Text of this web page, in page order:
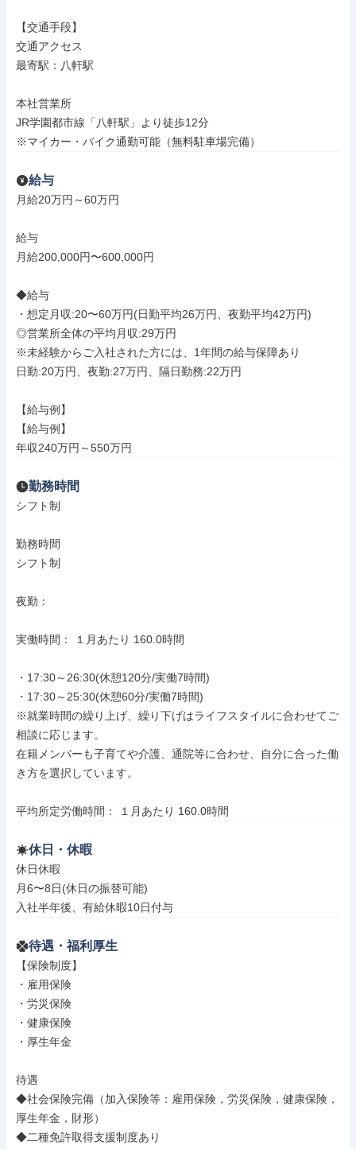
【交通手段】
交通アクセス
最寄駅：八軒駅
本社営業所
JR学園都市線「八軒駅」より徒歩12分
※マイカー・バイク通勤可能（無料駐車場完備）
給与
月給20万円～60万円
給与
月給200,000円〜600,000円
◆給与
・想定月収:20〜60万円(日勤平均26万円、夜勤平均42万円)
◎営業所全体の平均月収:29万円
※未経験からご入社された方には、1年間の給与保障あり
日勤:20万円、夜勤:27万円、隔日勤務:22万円
【給与例】
【給与例】
年収240万円～550万円
勤務時間
シフト制
勤務時間
シフト制
夜勤：
実働時間： １月あたり 160.0時間
・17:30～26:30(休憩120分/実働7時間)
・17:30～25:30(休憩60分/実働7時間)
※就業時間の繰り上げ、繰り下げはライフスタイルに合わせてご
相談に応じます。
在籍メンバーも子育てや介護、通院等に合わせ、自分に合った働
き方を選択しています。
平均所定労働時間： １月あたり 160.0時間
休日・休暇
休日休暇
月6〜8日(休日の振替可能)
入社半年後、有給休暇10日付与
待遇・福利厚生
【保険制度】
・雇用保険
・労災保険
・健康保険
・厚生年金
待遇
◆社会保険完備（加入保険等：雇用保険，労災保険，健康保険，
厚生年金，財形）
◆二種免許取得支援制度あり